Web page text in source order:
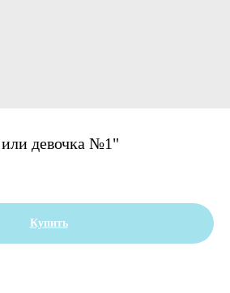
девочка №1"
Купить